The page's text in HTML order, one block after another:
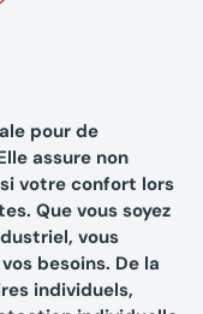
pour de
assure non
votre confort lors
Que vous soyez
vous
besoins. De la
individuels,